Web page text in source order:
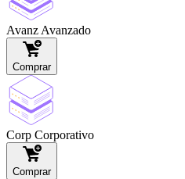
Avanz Avanzado
Comprar
Corp Corporativo
Comprar